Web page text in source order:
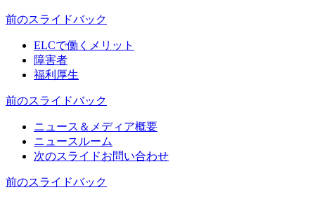
前のスライドバック
ELCで働くメリット
障害者
福利厚生
前のスライドバック
ニュース＆メディア概要
ニュースルーム
次のスライドお問い合わせ
前のスライドバック